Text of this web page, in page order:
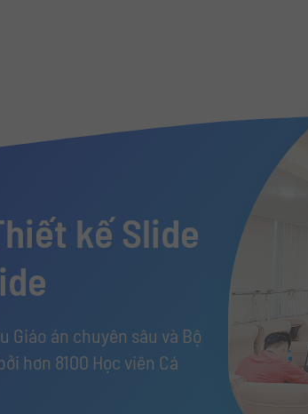
kế Slide
Giáo án chuyên sâu và Bộ
hơn 8100 Học viên Cá